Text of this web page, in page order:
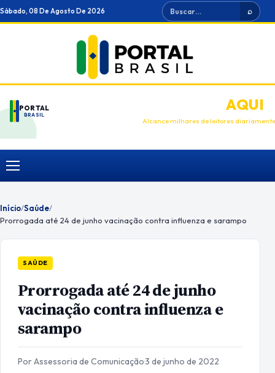
Ir
para
Sábado, 08 De Agosto De 2026 Buscar ⌕
PORTAL
BRASIL
ANUNCIEAQUI
Alcance milhares de leitores diariamente
Menu
Início/Saúde/
Prorrogada até 24 de junho vacinação contra influenza e sarampo
SAÚDE
Prorrogada até 24 de junho
vacinação contra influenza e
sarampo
Por Assessoria de Comunicação·3 de junho de 2022